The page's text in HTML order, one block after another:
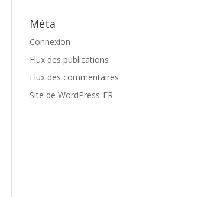
Méta
Connexion
Flux des publications
Flux des commentaires
Site de WordPress-FR